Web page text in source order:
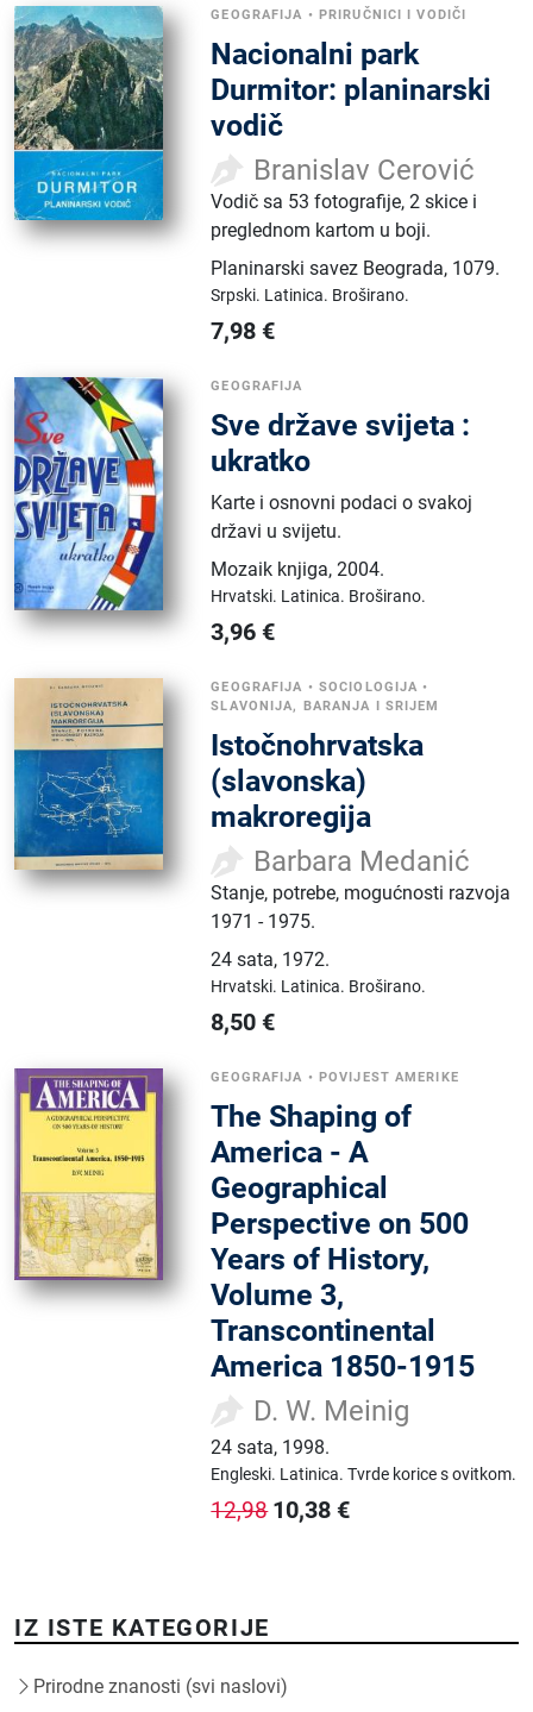
GEOGRAFIJA • PRIRUČNICI I VODIČI
Nacionalni park
Durmitor: planinarski
vodič
Branislav Cerović
Vodič sa 53 fotografije, 2 skice i
preglednom kartom u boji.
Planinarski savez Beograda, 1079.
Srpski. Latinica. Broširano.
7,98 €
GEOGRAFIJA
Sve države svijeta :
ukratko
Karte i osnovni podaci o svakoj
državi u svijetu.
Mozaik knjiga,2004.
Hrvatski. Latinica. Broširano.
3,96 €
GEOGRAFIJA • SOCIOLOGIJA •
SLAVONIJA, BARANJA I SRIJEM
Istočnohrvatska
(slavonska)
makroregija
Barbara Medanić
Stanje, potrebe, mogućnosti razvoja
1971 - 1975.
24 sata, 1972.
Hrvatski. Latinica. Broširano.
8,50 €
GEOGRAFIJA • POVIJEST AMERIKE
The Shaping of
America - A
Geographical
Perspective on 500
Years of History,
Volume 3,
Transcontinental
America 1850-1915
D. W. Meinig
24 sata, 1998.
Engleski. Latinica.Tvrde korice s ovitkom.
12,98 10,38 €
IZ ISTE KATEGORIJE
Prirodne znanosti (svi naslovi)